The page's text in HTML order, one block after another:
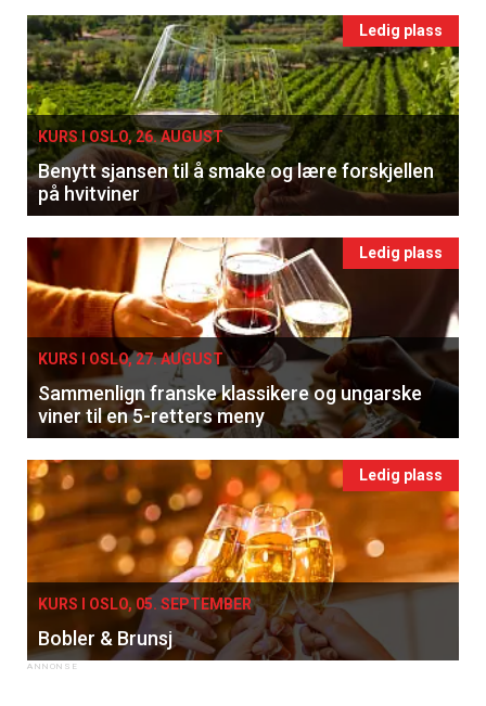
Ledig plass
KURS I OSLO, 26. AUGUST
Benytt sjansen til å smake og lære forskjellen
på hvitviner
Ledig plass
KURS I OSLO, 27. AUGUST
Sammenlign franske klassikere og ungarske
viner til en 5-retters meny
Ledig plass
KURS I OSLO, 05. SEPTEMBER
Bobler & Brunsj